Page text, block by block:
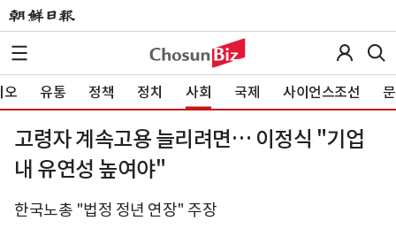
오 유통 정책 정치 사회 국제 사이언스조선
고령자 계속고용 늘리려면… 이정식 "기업
내 유연성 높여야"
한국노총 "법정 정년 연장" 주장